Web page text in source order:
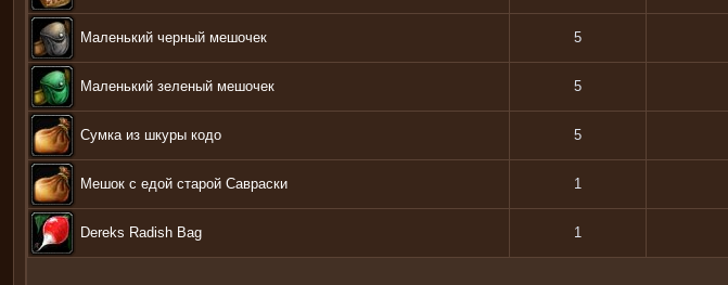
Маленький черный мешочек 5
Маленький зеленый мешочек 5
Сумка из шкуры кодо 5
Мешок с едой старой Савраски 1
Dereks Radish Bag 1